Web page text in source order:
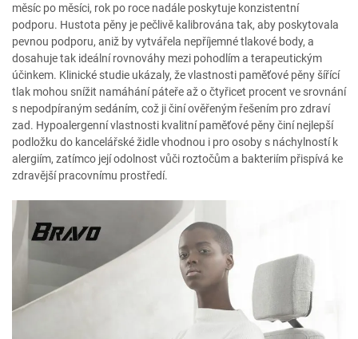
měsíc po měsíci, rok po roce nadále poskytuje konzistentní
podporu. Hustota pěny je pečlivě kalibrována tak, aby poskytovala
pevnou podporu, aniž by vytvářela nepříjemné tlakové body, a
dosahuje tak ideální rovnováhy mezi pohodlím a terapeutickým
účinkem. Klinické studie ukázaly, že vlastnosti paměťové pěny šířící
tlak mohou snížit namáhání páteře až o čtyřicet procent ve srovnání
s nepodpíraným sedáním, což ji činí ověřeným řešením pro zdraví
zad. Hypoalergenní vlastnosti kvalitní paměťové pěny činí nejlepší
podložku do kancelářské židle vhodnou i pro osoby s náchylností k
alergiím, zatímco její odolnost vůči roztočům a bakteriím přispívá ke
zdravější pracovnímu prostředí.